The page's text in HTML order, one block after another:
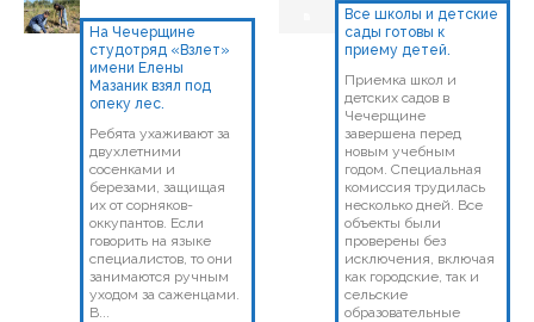
На Чечерщине
студотряд «Взлет»
имени Елены
Мазаник взял под
опеку лес.
Ребята ухаживают за
двухлетними
сосенками и
березами, защищая
их от сорняков-
оккупантов. Если
говорить на языке
специалистов, то они
занимаются ручным
уходом за саженцами.
В...
Все школы и детские
сады готовы к
приему детей.
Приемка школ и
детских садов в
Чечерщине
завершена перед
новым учебным
годом. Специальная
комиссия трудилась
несколько дней. Все
объекты были
проверены без
исключения, включая
как городские, так и
сельские
образовательные